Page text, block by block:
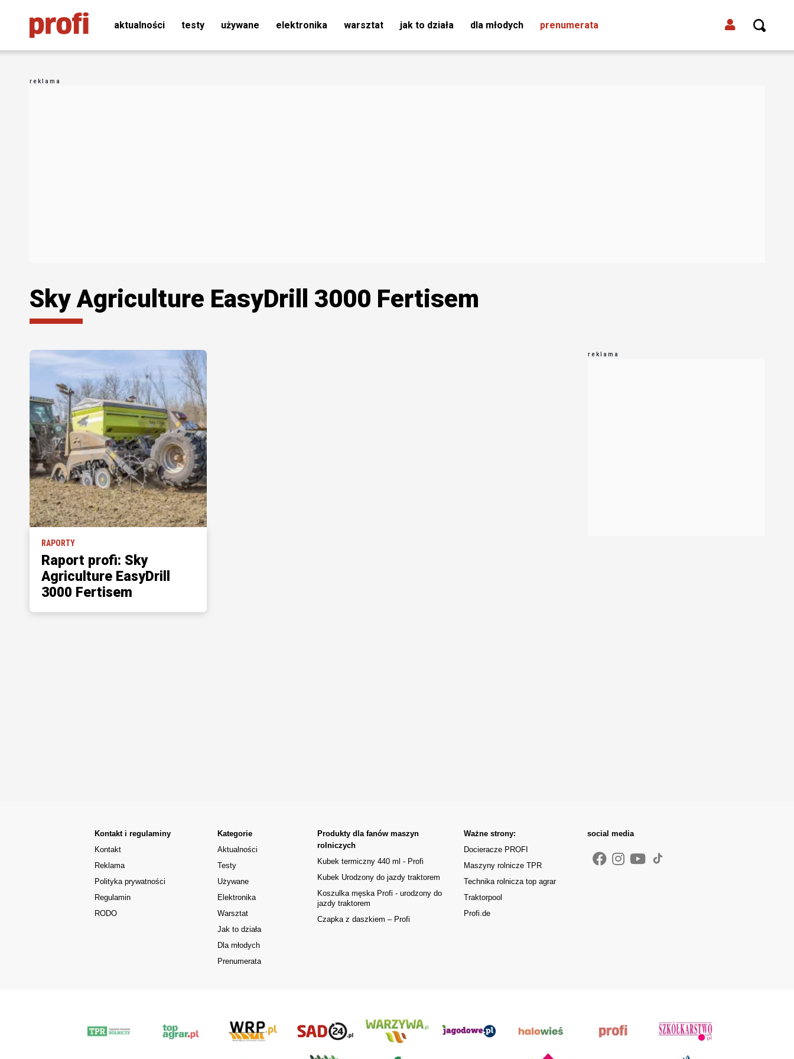
aktualności testy używane elektronika warsztat jak to działa dla młodych prenumerata
Sky Agriculture EasyDrill 3000 Fertisem
RAPORTY
Raport profi: Sky
Agriculture EasyDrill
3000 Fertisem
Kontakt i regulaminy
Kontakt
Reklama
Polityka prywatności
Regulamin
RODO
Kategorie
Aktualności
Testy
Używane
Elektronika
Warsztat
Jak to działa
Dla młodych
Prenumerata
Produkty dla fanów maszyn
rolniczych
Kubek termiczny 440 ml - Profi
Kubek Urodzony do jazdy traktorem
Koszulka męska Profi - urodzony do
jazdy traktorem
Czapka z daszkiem – Profi
Ważne strony:
Docieracze PROFI
Maszyny rolnicze TPR
Technika rolnicza top agrar
Traktorpool
Profi.de
social media